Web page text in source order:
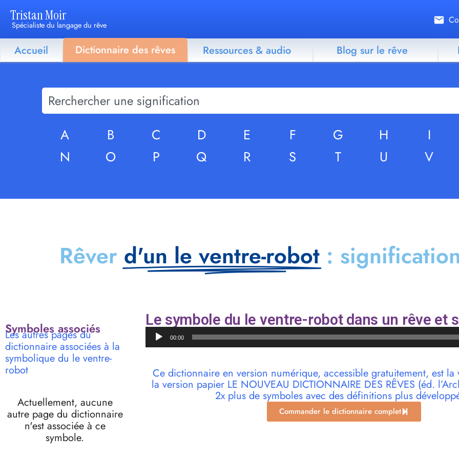
Tristan Moir
Spécialiste du langage du rêve
Accueil Dictionnaire des rêves Ressources & audio Blog sur le rêve
A B C D E F G H I
N
O P Q R S T U V
Rêver d'un le ventre-robot :
Symboles associés
Les autres pages du
dictionnaire associées à la
symbolique du le ventre-
robot
Actuellement, aucune
autre page du dictionnaire
n'est associée à ce
symbole.
Le symbole du le ventre-robot dans un rêve et
Lecteur
audio00:00
Ce dictionnaire en version numérique, accessible gratuitement, est
la version papier LE NOUVEAU DICTIONNAIRE DES RÊVES (éd.
2x plus de symboles avec des définitions plus
Commander le dictionnaire complet